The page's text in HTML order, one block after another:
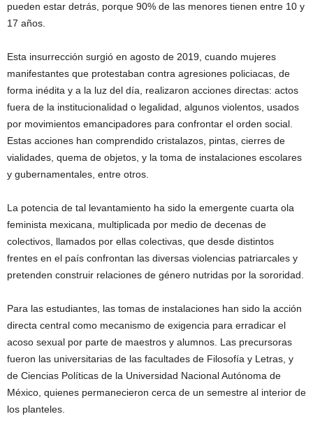
pueden estar detrás, porque 90% de las menores tienen entre 10 y
17 años.
Esta insurrección surgió en agosto de 2019, cuando mujeres
manifestantes que protestaban contra agresiones policiacas, de
forma inédita y a la luz del día, realizaron acciones directas: actos
fuera de la institucionalidad o legalidad, algunos violentos, usados
por movimientos emancipadores para confrontar el orden social.
Estas acciones han comprendido cristalazos, pintas, cierres de
vialidades, quema de objetos, y la toma de instalaciones escolares
y gubernamentales, entre otros.
La potencia de tal levantamiento ha sido la emergente cuarta ola
feminista mexicana, multiplicada por medio de decenas de
colectivos, llamados por ellas colectivas, que desde distintos
frentes en el país confrontan las diversas violencias patriarcales y
pretenden construir relaciones de género nutridas por la sororidad.
Para las estudiantes, las tomas de instalaciones han sido la acción
directa central como mecanismo de exigencia para erradicar el
acoso sexual por parte de maestros y alumnos. Las precursoras
fueron las universitarias de las facultades de Filosofía y Letras, y
de Ciencias Políticas de la Universidad Nacional Autónoma de
México, quienes permanecieron cerca de un semestre al interior de
los planteles.